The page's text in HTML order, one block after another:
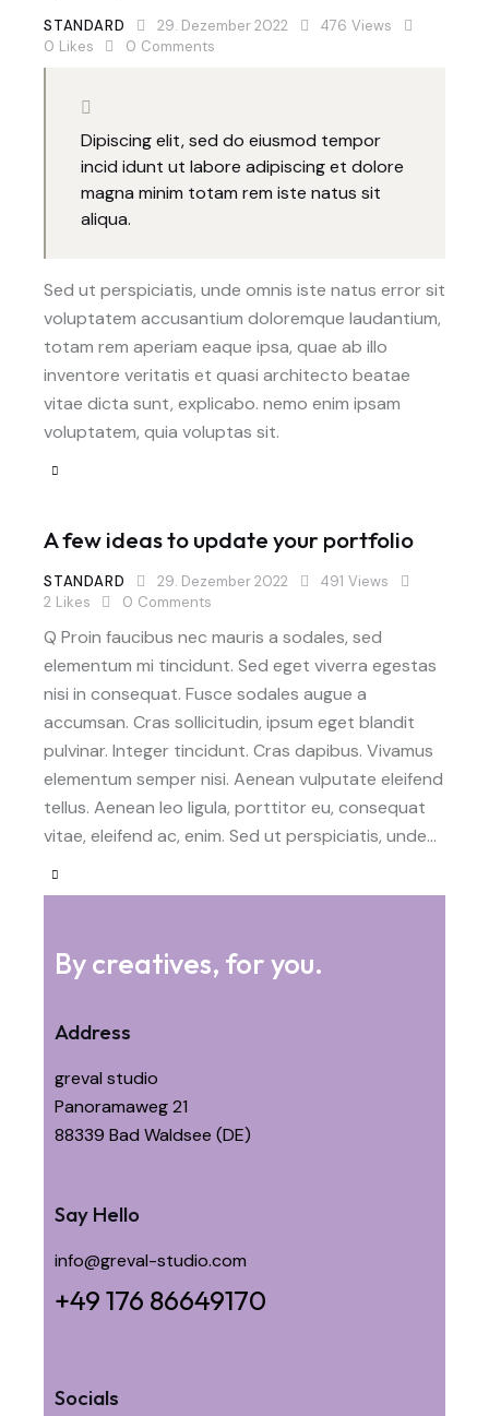
STANDARD 29. Dezember 2022 476 Views
0 Likes 0 Comments
Dipiscing elit, sed do eiusmod tempor
incid idunt ut labore adipiscing et dolore
magna minim totam rem iste natus sit
aliqua.
Sed ut perspiciatis, unde omnis iste natus error sit
voluptatem accusantium doloremque laudantium,
totam rem aperiam eaque ipsa, quae ab illo
inventore veritatis et quasi architecto beatae
vitae dicta sunt, explicabo. nemo enim ipsam
voluptatem, quia voluptas sit.
A few ideas to update your portfolio
STANDARD 29. Dezember 2022 491 Views
2 Likes 0 Comments
Q Proin faucibus nec mauris a sodales, sed
elementum mi tincidunt. Sed eget viverra egestas
nisi in consequat. Fusce sodales augue a
accumsan. Cras sollicitudin, ipsum eget blandit
pulvinar. Integer tincidunt. Cras dapibus. Vivamus
elementum semper nisi. Aenean vulputate eleifend
tellus. Aenean leo ligula, porttitor eu, consequat
vitae, eleifend ac, enim. Sed ut perspiciatis, unde…
By creatives, for you.
Address
greval studio
Panoramaweg 21
88339 Bad Waldsee (DE)
Say Hello
info@greval-studio.com
+49 176 86649170
Socials